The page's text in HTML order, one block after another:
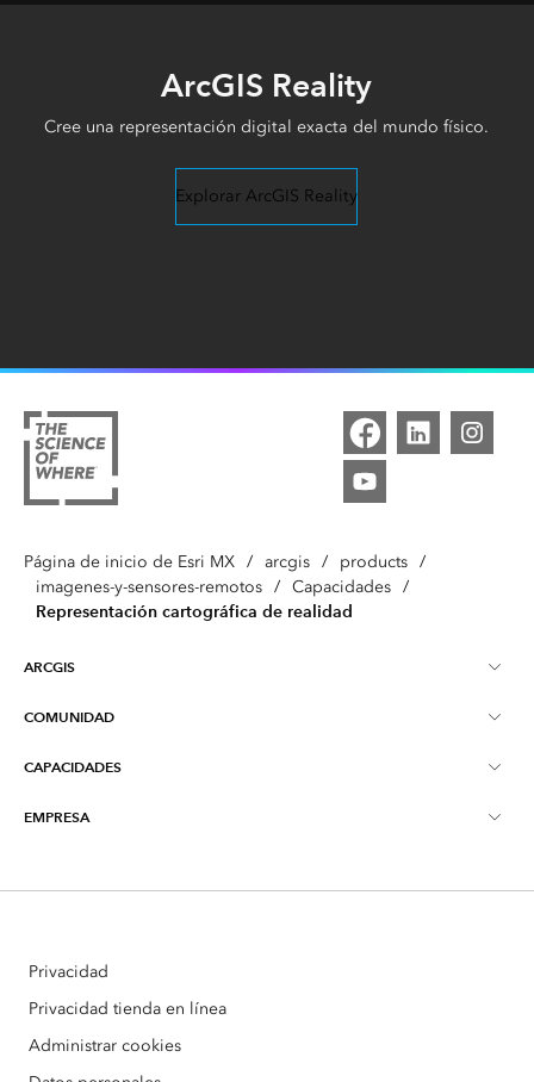
ArcGIS Reality
Cree una representación digital exacta del mundo físico.
Explorar ArcGIS Reality
Página de inicio de Esri MX / arcgis / products /
imagenes-y-sensores-remotos / Capacidades /
Representación cartográfica de realidad
ARCGIS
Descripción general de ArcGIS
ArcGIS Enterprise
ArcGIS Location Platform
COMUNIDAD
Blog
CAPACIDADES
¿Qué son los SIG?
EMPRESA
Privacidad
Privacidad tienda en línea
Administrar cookies